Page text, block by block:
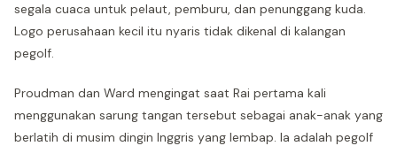
segala cuaca untuk pelaut, pemburu, dan penunggang kuda.
Logo perusahaan kecil itu nyaris tidak dikenal di kalangan
pegolf.
Proudman dan Ward mengingat saat Rai pertama kali
menggunakan sarung tangan tersebut sebagai anak-anak yang
berlatih di musim dingin Inggris yang lembap. Ia adalah pegolf